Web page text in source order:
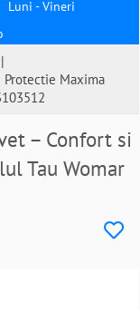
Luni - Vineri
|
Protectie Maxima
– Confort si
Tau Womar